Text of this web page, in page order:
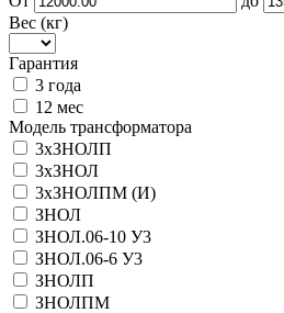
Вес (кг)
Гарантия
3 года
12 мес
Модель трансформатора
3xЗНОЛП
3хЗНОЛ
3хЗНОЛПМ (И)
ЗНОЛ
ЗНОЛ.06-10 У3
ЗНОЛ.06-6 У3
ЗНОЛП
ЗНОЛПМ